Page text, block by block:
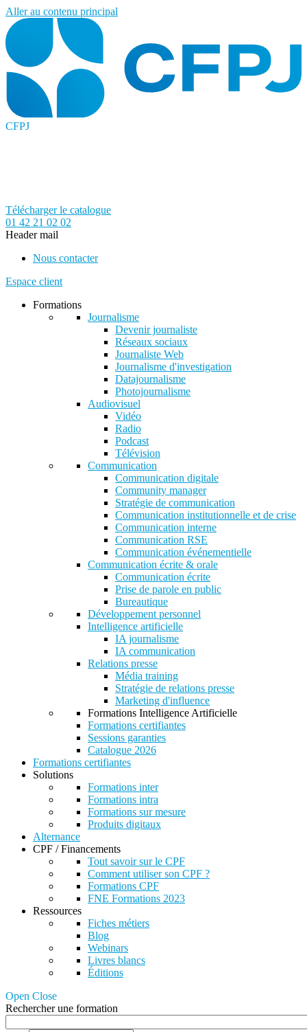
Aller au contenu principal
CFPJ
Télécharger le catalogue
01 42 21 02 02
Header mail
Nous contacter
Espace client
Formations
Journalisme
Devenir journaliste
Réseaux sociaux
Journaliste Web
Journalisme d'investigation
Datajournalisme
Photojournalisme
Audiovisuel
Vidéo
Radio
Podcast
Télévision
Communication
Communication digitale
Community manager
Stratégie de communication
Communication institutionnelle et de crise
Communication interne
Communication RSE
Communication événementielle
Communication écrite & orale
Communication écrite
Prise de parole en public
Bureautique
Développement personnel
Intelligence artificielle
IA journalisme
IA communication
Relations presse
Média training
Stratégie de relations presse
Marketing d'influence
Formations Intelligence Artificielle
Formations certifiantes
Sessions garanties
Catalogue 2026
Formations certifiantes
Solutions
Formations inter
Formations intra
Formations sur mesure
Produits digitaux
Alternance
CPF / Financements
Tout savoir sur le CPF
Comment utiliser son CPF ?
Formations CPF
FNE Formations 2023
Ressources
Fiches métiers
Blog
Webinars
Livres blancs
Éditions
Open Close
Rechercher une formation